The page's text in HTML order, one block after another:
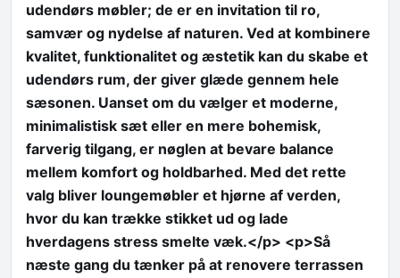
udendørs møbler; de er en invitation til ro,
samvær og nydelse af naturen. Ved at kombinere
kvalitet, funktionalitet og æstetik kan du skabe et
udendørs rum, der giver glæde gennem hele
sæsonen. Uanset om du vælger et moderne,
minimalistisk sæt eller en mere bohemisk,
farverig tilgang, er nøglen at bevare balance
mellem komfort og holdbarhed. Med det rette
valg bliver loungemøbler et hjørne af verden,
hvor du kan trække stikket ud og lade
hverdagens stress smelte væk.</p> <p>Så
næste gang du tænker på at renovere terrassen